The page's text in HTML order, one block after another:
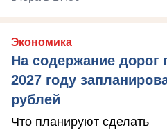
Экономика
На содержание дорог
2027 году
рублей
Что планируют сделать